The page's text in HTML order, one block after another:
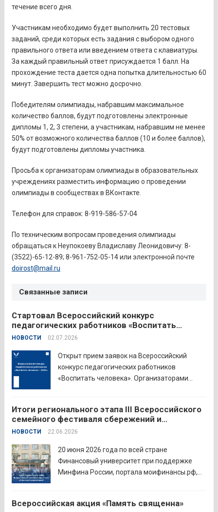
течение всего дня.
Участникам необходимо будет выполнить 20 тестовых
заданий, среди которых есть задания с выбором одного
правильного ответа или введением ответа с клавиатуры.
За каждый правильный ответ присуждается 1 балл. На
прохождение теста дается одна попытка длительностью 60
минут. Завершить тест можно досрочно.
Победителям олимпиады, набравшим максимальное
количество баллов, будут подготовлены электронные
дипломы 1, 2, 3 степени, а участникам, набравшим не менее
50% от возможного количества баллов (10 и более баллов),
будут подготовлены дипломы участника.
Просьба к организаторам олимпиады в образовательных
учреждениях разместить информацию о проведении
олимпиады в сообществах в ВКонтакте.
Телефон для справок: 8-919-586-57-04
По техническим вопросам проведения олимпиады
обращаться к Неупокоеву Владиславу Леонидовичу: 8-
(3522)-65-12-89; 8-961-752-05-14 или электронной почте
doirost@mail.ru
Связанные записи
Стартовал Всероссийский конкурс
педагогических работников «Воспитать
человека – 2026»
НОВОСТИ 02.07.2026
Открыт прием заявок на Всероссийский
конкурс педагогических работников
«Воспитать человека». Организаторами
Институт изучения детства, семьи и
воспитания и Российский детско-юношеский
центр. Прием заявок пройдет до 26 июля
включительно. Участниками конкурса могут
стать педагоги детских...
Итоги регионального этапа III Всероссийского
семейного фестиваля сбережений и
инвестиций
НОВОСТИ 22.06.2026
20 июня 2026 года по всей стране
Финансовый университет при поддержке
Минфина России, портала моифинансы.рф,
семейного фестиваля сбережений и
Всероссийская акция «Память священна»